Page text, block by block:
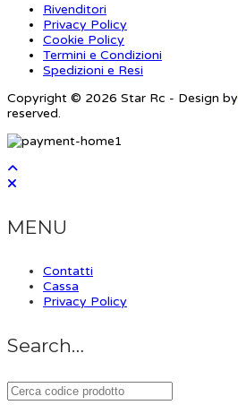
Rivenditori
Privacy Policy
Cookie Policy
Termini e Condizioni
Spedizioni e Resi
Copyright © 2026 Star Rc - Design by
reserved.
MENU
Contatti
Cassa
Privacy Policy
Search…